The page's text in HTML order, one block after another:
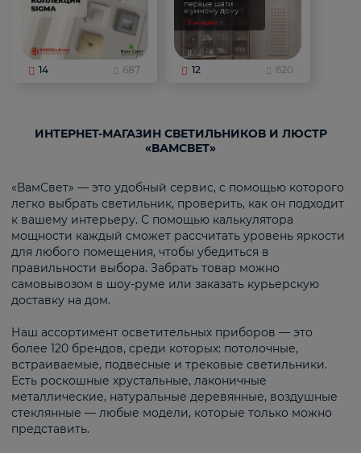
14 687 12 620
ИНТЕРНЕТ-МАГАЗИН СВЕТИЛЬНИКОВ И ЛЮСТР
«ВАМСВЕТ»
«ВамСвет» — это удобный сервис, с помощью которого
легко выбрать светильник, проверить, как он подходит
к вашему интерьеру. С помощью калькулятора
мощности каждый сможет рассчитать уровень яркости
для любого помещения, чтобы убедиться в
правильности выбора. Забрать товар можно
самовывозом в шоу-руме или заказать курьерскую
доставку на дом.
Наш ассортимент осветительных приборов — это
более 120 брендов, среди которых: потолочные,
встраиваемые, подвесные и трековые светильники.
Есть роскошные хрустальные, лаконичные
металлические, натуральные деревянные, воздушные
стеклянные — любые модели, которые только можно
представить.